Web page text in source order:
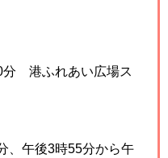
分 港ふれあい広場ス
、午後3時55分から午